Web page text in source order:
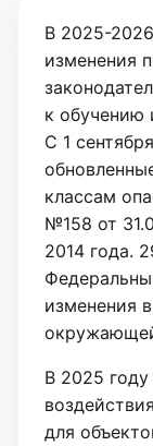
В 2025-
изменения
к обучению
С 1
классам
№158 от
2014 года.
изменения
В 2025
для